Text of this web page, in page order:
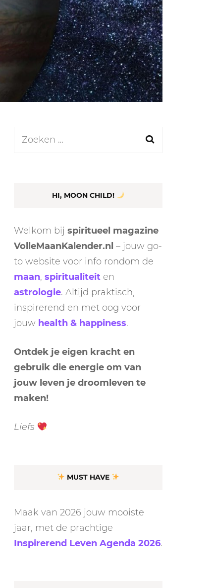
Zoeken
HI, MOON CHILD!
Welkom bij spiritueel magazine
VolleMaanKalender.nl – jouw go-
to website voor info rondom de
maan, spiritualiteit en
astrologie. Altijd praktisch,
inspirerend en met oog voor
jouw health & happiness.
Ontdek je eigen kracht en
gebruik die energie om van
jouw leven je droomleven te
maken!
Liefs
MUST HAVE
Maak van 2026 jouw mooiste
jaar, met de prachtige
Inspirerend Leven Agenda 2026.